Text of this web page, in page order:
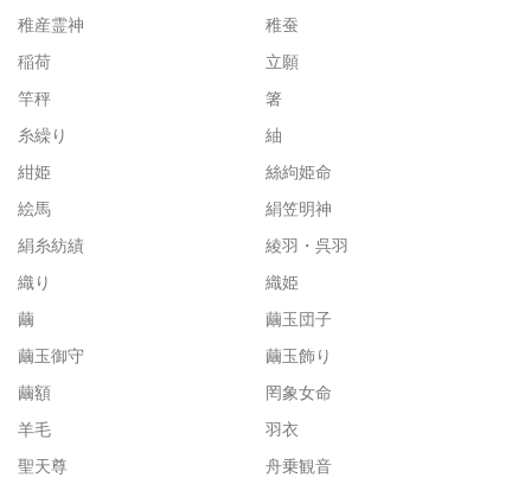
稚産霊神
稚蚕
稲荷
立願
竿秤
箸
糸繰り
紬
紺姫
絲絇姫命
絵馬
絹笠明神
絹糸紡績
綾羽・呉羽
織り
織姫
繭
繭玉団子
繭玉御守
繭玉飾り
繭額
罔象女命
羊毛
羽衣
聖天尊
舟乗観音